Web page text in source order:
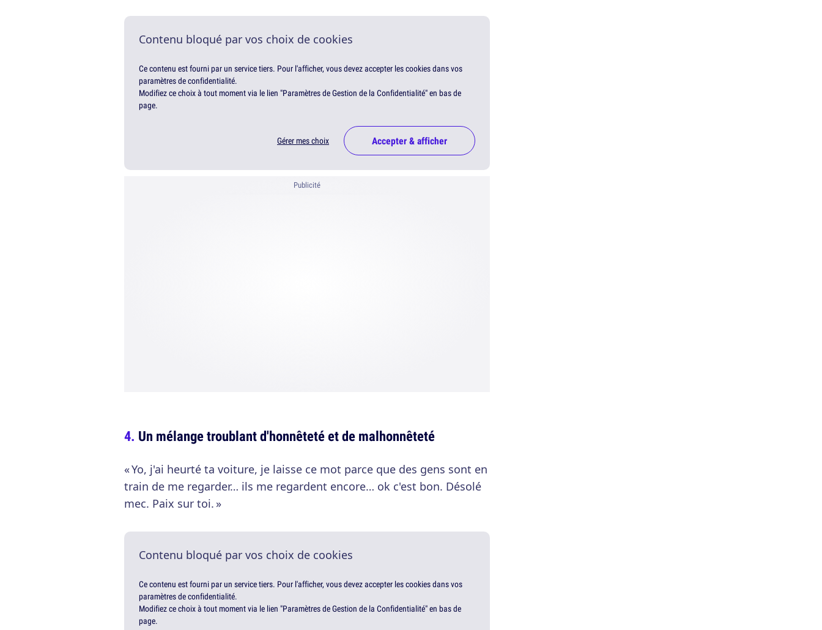
Contenu bloqué par vos choix de cookies
Ce contenu est fourni par un service tiers. Pour l'afficher, vous devez accepter les cookies dans vos
paramètres de confidentialité.
Modifiez ce choix à tout moment via le lien "Paramètres de Gestion de la Confidentialité" en bas de
page.
Gérer mes choix Accepter & afficher
Publicité
Un mélange troublant d'honnêteté et de malhonnêteté
« Yo, j'ai heurté ta voiture, je laisse ce mot parce que des gens sont en
train de me regarder… ils me regardent encore… ok c'est bon. Désolé
mec. Paix sur toi. »
Contenu bloqué par vos choix de cookies
Ce contenu est fourni par un service tiers. Pour l'afficher, vous devez accepter les cookies dans vos
paramètres de confidentialité.
Modifiez ce choix à tout moment via le lien "Paramètres de Gestion de la Confidentialité" en bas de
page.